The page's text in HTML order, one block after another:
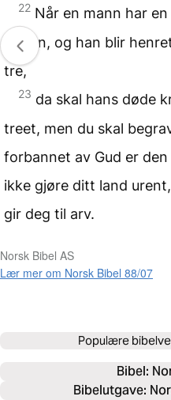
22 Når en mann har
døden, og han blir
tre,
23 da skal hans døde
treet, men du skal
forbannet av Gud er
ikke gjøre ditt land
gir deg til arv.
Norsk Bibel AS
Lær mer om Norsk Bibel 88/07
Populære
Bibel:
Bibelutgave: